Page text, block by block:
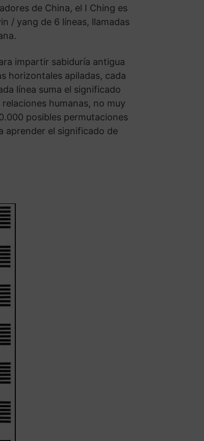
de China, el I Ching es
/ yang de 6 líneas, llamadas
impartir sabiduría antigua
horizontales apiladas, cada
línea suma el significado
humanas, no muy
posibles permutaciones
aprender el significado de